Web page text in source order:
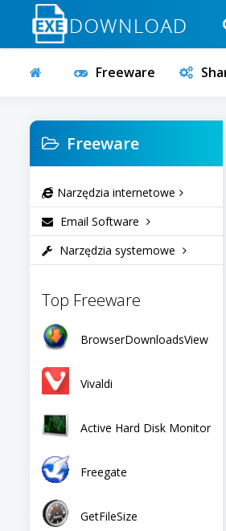
Freeware
Freeware
Narzędzia internetowe
Email Software
Narzędzia systemowe
Top Freeware
BrowserDownloadsView
Vivaldi
Active Hard Disk Monitor
Freegate
GetFileSize